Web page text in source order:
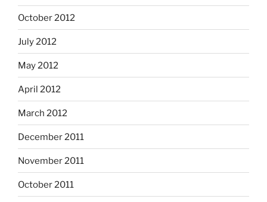
October 2012
July 2012
May 2012
April 2012
March 2012
December 2011
November 2011
October 2011